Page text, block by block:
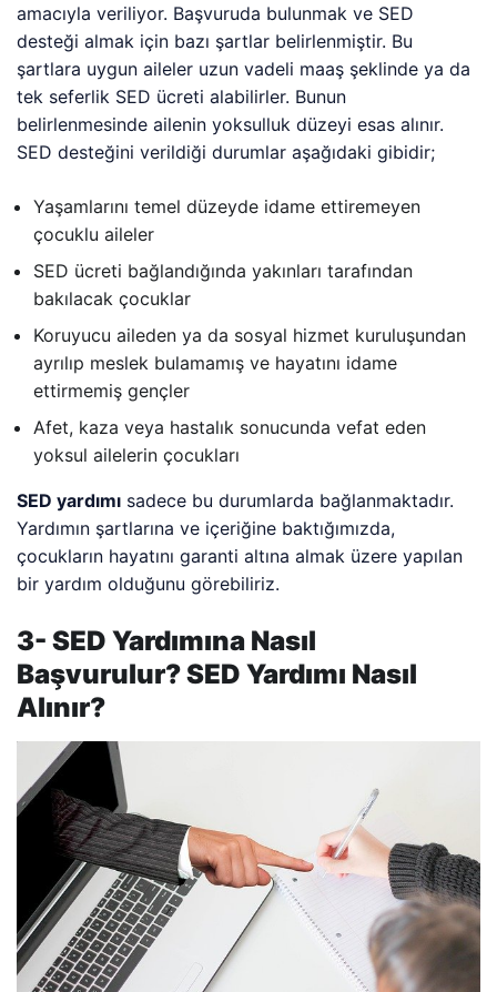
amacıyla veriliyor. Başvuruda bulunmak ve SED
desteği almak için bazı şartlar belirlenmiştir. Bu
şartlara uygun aileler uzun vadeli maaş şeklinde ya da
tek seferlik SED ücreti alabilirler. Bunun
belirlenmesinde ailenin yoksulluk düzeyi esas alınır.
SED desteğini verildiği durumlar aşağıdaki gibidir;
Yaşamlarını temel düzeyde idame ettiremeyen
çocuklu aileler
SED ücreti bağlandığında yakınları tarafından
bakılacak çocuklar
Koruyucu aileden ya da sosyal hizmet kuruluşundan
ayrılıp meslek bulamamış ve hayatını idame
ettirmemiş gençler
Afet, kaza veya hastalık sonucunda vefat eden
yoksul ailelerin çocukları
SED yardımı sadece bu durumlarda bağlanmaktadır.
Yardımın şartlarına ve içeriğine baktığımızda,
çocukların hayatını garanti altına almak üzere yapılan
bir yardım olduğunu görebiliriz.
3- SED Yardımına Nasıl
Başvurulur? SED Yardımı Nasıl
Alınır?